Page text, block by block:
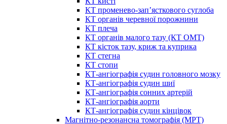
КТ променево-зап’ясткового суглоба
КТ органів черевної порожнини
КТ плеча
КТ органів малого тазу (КТ ОМТ)
КТ кісток тазу, криж та куприка
КТ стегна
КТ стопи
КТ-ангіографія судин головного мозку
КТ-ангіографія судин шиї
КТ-ангіографія сонних артерій
КТ-ангіографія аорти
КТ-ангіографія судин кінцівок
Магнітно-резонансна томографія (МРТ)